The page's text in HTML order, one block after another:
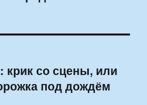
крик со сцены, или
под дождём